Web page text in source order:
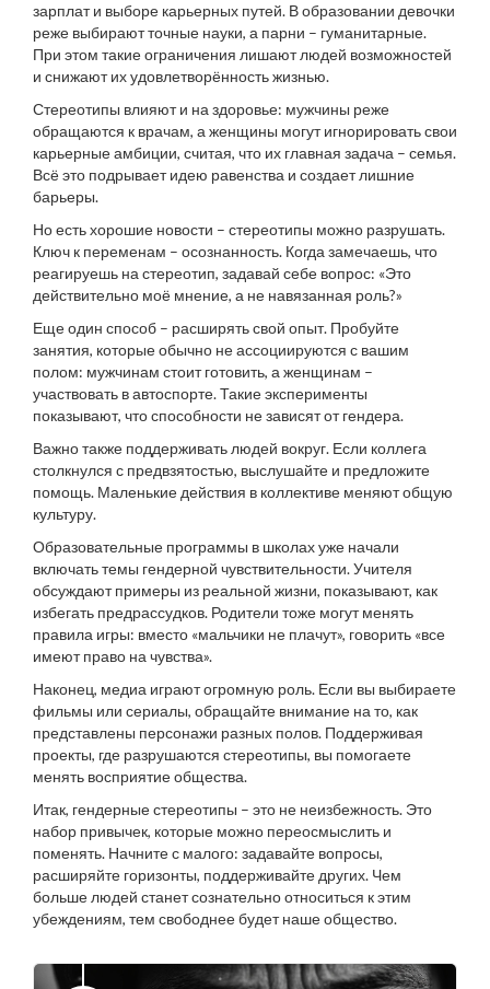
зарплат и выборе карьерных путей. В образовании девочки
реже выбирают точные науки, а парни – гуманитарные.
При этом такие ограничения лишают людей возможностей
и снижают их удовлетворённость жизнью.
Стереотипы влияют и на здоровье: мужчины реже
обращаются к врачам, а женщины могут игнорировать свои
карьерные амбиции, считая, что их главная задача – семья.
Всё это подрывает идею равенства и создает лишние
барьеры.
Но есть хорошие новости – стереотипы можно разрушать.
Ключ к переменам – осознанность. Когда замечаешь, что
реагируешь на стереотип, задавай себе вопрос: «Это
действительно моё мнение, а не навязанная роль?»
Еще один способ – расширять свой опыт. Пробуйте
занятия, которые обычно не ассоциируются с вашим
полом: мужчинам стоит готовить, а женщинам –
участвовать в автоспорте. Такие эксперименты
показывают, что способности не зависят от гендера.
Важно также поддерживать людей вокруг. Если коллега
столкнулся с предвзятостью, выслушайте и предложите
помощь. Маленькие действия в коллективе меняют общую
культуру.
Образовательные программы в школах уже начали
включать темы гендерной чувствительности. Учителя
обсуждают примеры из реальной жизни, показывают, как
избегать предрассудков. Родители тоже могут менять
правила игры: вместо «мальчики не плачут», говорить «все
имеют право на чувства».
Наконец, медиа играют огромную роль. Если вы выбираете
фильмы или сериалы, обращайте внимание на то, как
представлены персонажи разных полов. Поддерживая
проекты, где разрушаются стереотипы, вы помогаете
менять восприятие общества.
Итак, гендерные стереотипы – это не неизбежность. Это
набор привычек, которые можно переосмыслить и
поменять. Начните с малого: задавайте вопросы,
расширяйте горизонты, поддерживайте других. Чем
больше людей станет сознательно относиться к этим
убеждениям, тем свободнее будет наше общество.